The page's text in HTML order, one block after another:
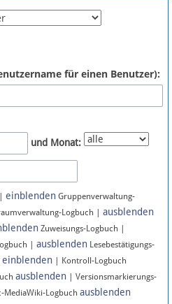
für einen Benutzer):
und Monat:
einblenden Gruppenverwaltung-
Logbuch | ausblenden
Zuweisungs-Logbuch |
| ausblenden Lesebestätigungs-
einblenden | Kontroll-Logbuch
ausblenden | Versionsmarkierungs-
MediaWiki-Logbuch ausblenden